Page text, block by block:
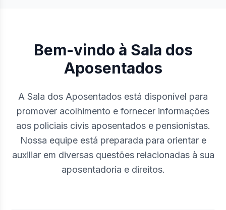
Bem-vindo à Sala dos
Aposentados
A Sala dos Aposentados está disponível para
promover acolhimento e fornecer informações
aos policiais civis aposentados e pensionistas.
Nossa equipe está preparada para orientar e
auxiliar em diversas questões relacionadas à sua
aposentadoria e direitos.